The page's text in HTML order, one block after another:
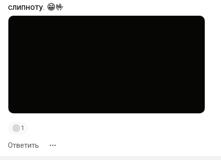
слипноту. 😁🤟
1
Ответить